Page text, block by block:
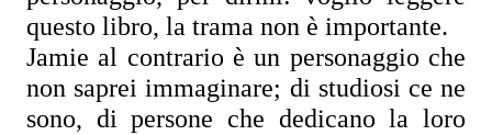
questo libro, la trama non è importante.
Jamie al contrario è un personaggio che
non saprei immaginare; di studiosi ce ne
sono, di persone che dedicano la loro